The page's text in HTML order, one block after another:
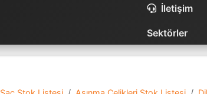
İletişim
Sektörler